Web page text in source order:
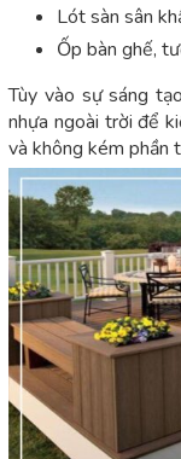
Lót sàn sân
Ốp bàn ghế,
Tùy vào sự sáng
nhựa ngoài trời để
và không kém phần